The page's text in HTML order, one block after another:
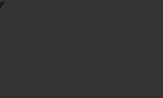
ミディ丈ドレス